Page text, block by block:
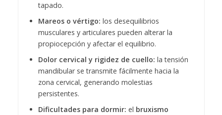
tapado.
Mareos o vértigo: los desequilibrios
musculares y articulares pueden alterar la
propiocepción y afectar el equilibrio.
Dolor cervical y rigidez de cuello: la tensión
mandibular se transmite fácilmente hacia la
zona cervical, generando molestias
persistentes.
Dificultades para dormir: el bruxismo